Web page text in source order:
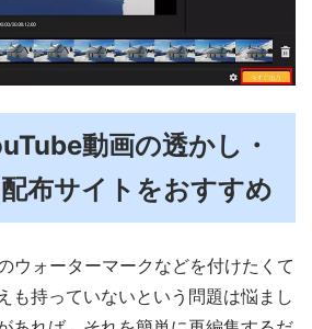
動画の透かし・
布サイトをおすすめ
ウォーターマークなどを付けたくて
も持っていないという問題は悩まし